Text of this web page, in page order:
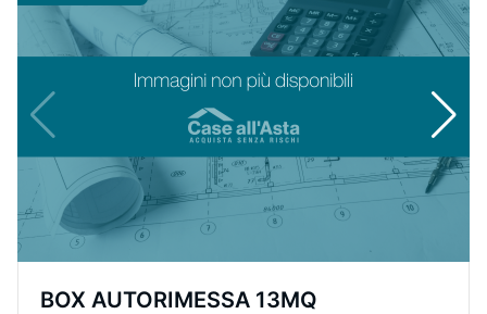
BOX AUTORIMESSA 13MQ